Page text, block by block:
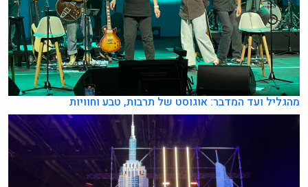
מהגליל ועד המדבר: אוגוסט של תרבות, טבע וחוויות